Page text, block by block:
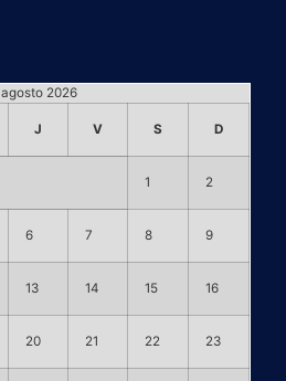
agosto 2026
J V S D
1 2
6 7 8 9
13 14 15 16
20 21 22 23